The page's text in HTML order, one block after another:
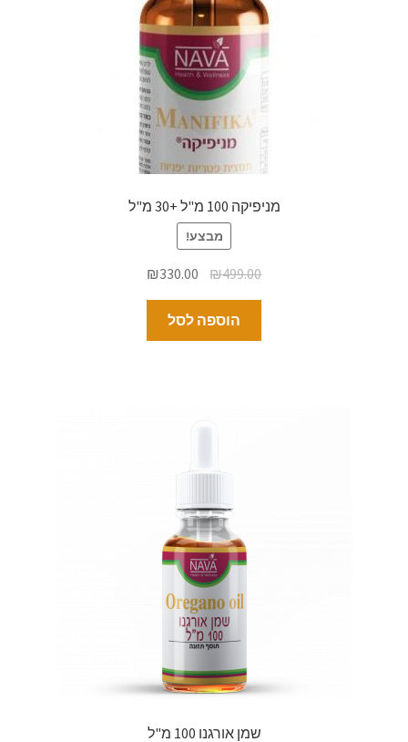
מניפיקה 100 מ"ל +30 מ"ל
מבצע!
₪499.00
₪330.00
הוספה לסל
שמן אורגנו 100 מ"ל